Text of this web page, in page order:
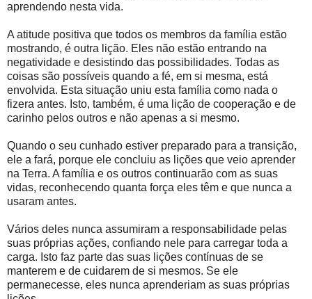
aprendendo nesta vida.
A atitude positiva que todos os membros da família estão
mostrando, é outra lição. Eles não estão entrando na
negatividade e desistindo das possibilidades. Todas as
coisas são possíveis quando a fé, em si mesma, está
envolvida. Esta situação uniu esta família como nada o
fizera antes. Isto, também, é uma lição de cooperação e de
carinho pelos outros e não apenas a si mesmo.
Quando o seu cunhado estiver preparado para a transição,
ele a fará, porque ele concluiu as lições que veio aprender
na Terra. A família e os outros continuarão com as suas
vidas, reconhecendo quanta força eles têm e que nunca a
usaram antes.
Vários deles nunca assumiram a responsabilidade pelas
suas próprias ações, confiando nele para carregar toda a
carga. Isto faz parte das suas lições contínuas de se
manterem e de cuidarem de si mesmos. Se ele
permanecesse, eles nunca aprenderiam as suas próprias